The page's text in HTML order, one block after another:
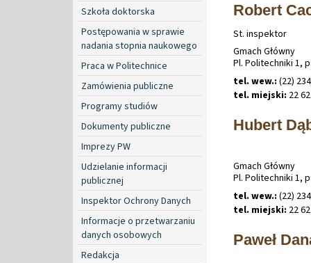
Szkoła doktorska
Postępowania w sprawie
nadania stopnia naukowego
Praca w Politechnice
Zamówienia publiczne
Programy studiów
Dokumenty publiczne
Imprezy PW
Udzielanie informacji
publicznej
Inspektor Ochrony Danych
Informacje o przetwarzaniu
danych osobowych
Redakcja
Robert
St. inspektor
Gmach Główny
Pl. Politechniki 1,
tel. wew.: (22)
tel. miejski: 22
Hubert
Gmach Główny
Pl. Politechniki 1,
tel. wew.: (22)
tel. miejski: 22
Paweł